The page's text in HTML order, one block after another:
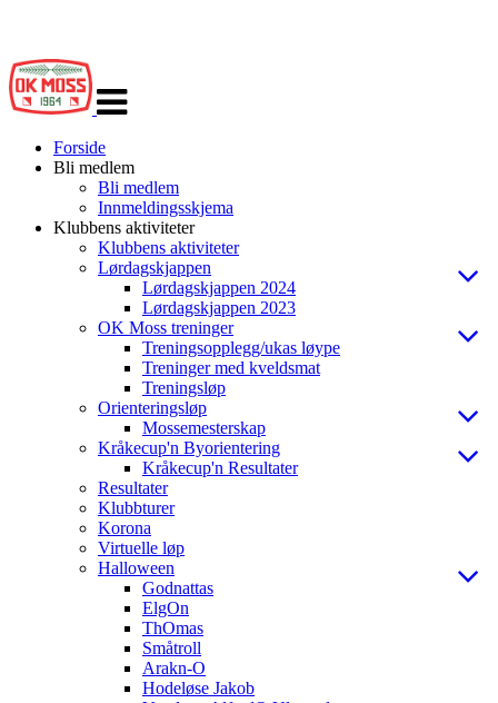
navigasjon
Forside
Bli medlem
Bli medlem
Innmeldingsskjema
Klubbens aktiviteter
Klubbens aktiviteter
Lørdagskjappen
Lørdagskjappen 2024
Lørdagskjappen 2023
OK Moss treninger
Treningsopplegg/ukas løype
Treninger med kveldsmat
Treningsløp
Orienteringsløp
Mossemesterskap
Kråkecup'n Byorientering
Kråkecup'n Resultater
Resultater
Klubbturer
Korona
Virtuelle løp
Halloween
Godnattas
ElgOn
ThOmas
Småtroll
Arakn-O
Hodeløse Jakob